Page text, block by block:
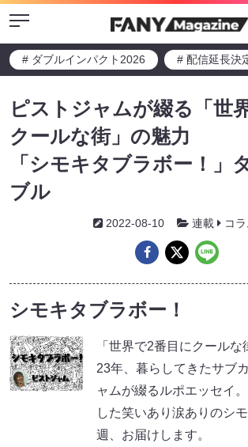
Menu
# ダブルインパクト2026 # 配信延長決
ピストジャムが綴る「世
クールな街」の魅力
「シモキタブラボー！」
ブル
2022-08-10 連載 コラ
シモキタブラボー！
「世界で2番目にクール
23年、暮らしてきたサブ
ャムが綴るルポエッセイ
した笑いあり涙ありのシ
週、お届けします。